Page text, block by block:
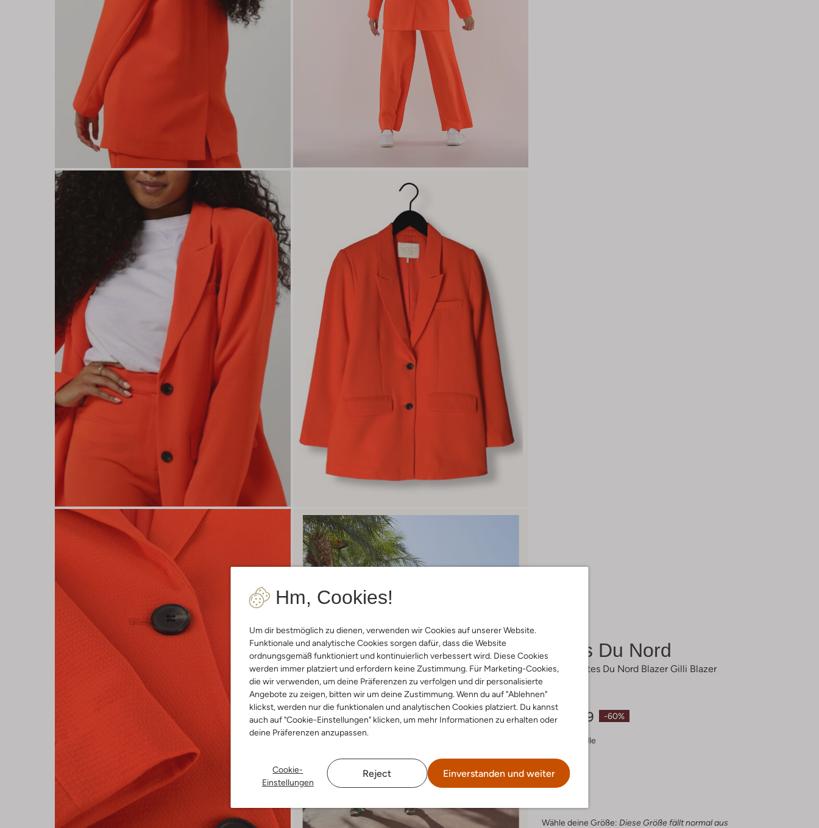
Hm, Cookies!
Um dir bestmöglich zu dienen, verwenden wir Cookies auf unserer Website.
Funktionale und analytische Cookies sorgen dafür, dass die Website
ordnungsgemäß funktioniert und kontinuierlich verbessert wird. Diese Cookies
werden immer platziert und erfordern keine Zustimmung. Für Marketing-Cookies,
die wir verwenden, um deine Präferenzen zu verfolgen und dir personalisierte
Angebote zu zeigen, bitten wir um deine Zustimmung. Wenn du auf "Ablehnen"
klickst, werden nur die funktionalen und analytischen Cookies platziert. Du kannst
auch auf "Cookie-Einstellungen" klicken, um mehr Informationen zu erhalten oder
deine Präferenzen anzupassen.
Cookie-
Einstellungen
Reject Einverstanden und weiter
Notes Du Nord
Koralle Notes Du Nord Blazer Gilli Blazer
-60%
€ 269,95
€ 107,99
Koralle
Wähle deine Größe: Diese Größe fällt normal aus